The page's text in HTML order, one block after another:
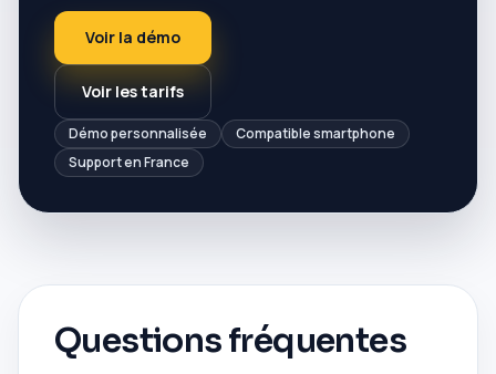
Voir la démo
Voir les tarifs
Démo personnalisée
Compatible smartphone
Support en France
Questions fréquentes